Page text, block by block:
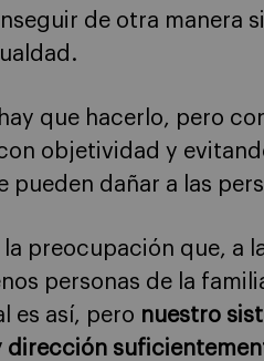
de otra manera
que hacerlo, pero
objetividad y
pueden dañar a las
la preocupación que, a
personas de la
es así, pero nuestro
dirección